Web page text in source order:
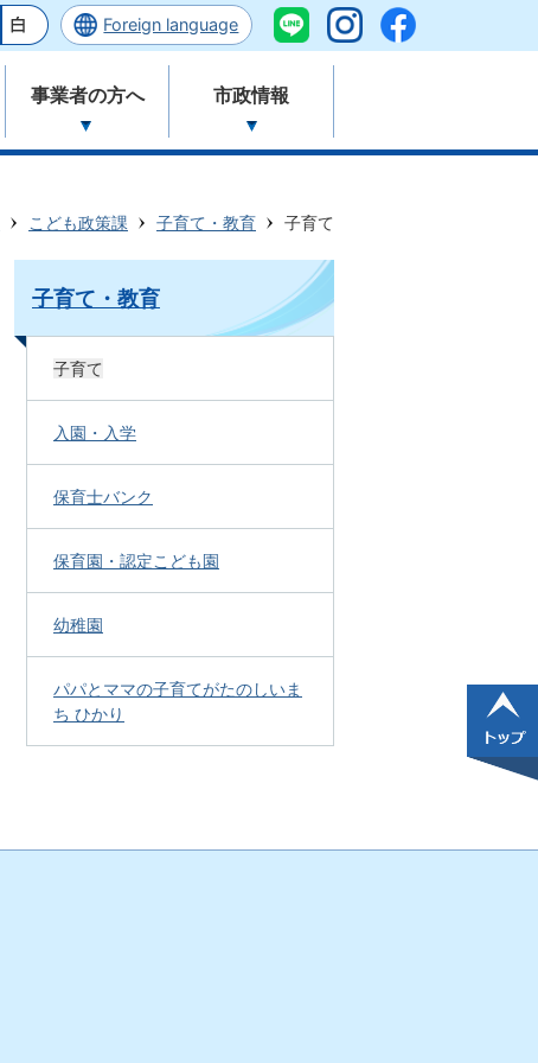
Foreign language
事業者の方へ 市政情報
こども政策課 子育て・教育 子育て
子育て・教育
子育て
入園・入学
保育士バンク
保育園・認定こども園
幼稚園
パパとママの子育てがたのしいま
ち ひかり